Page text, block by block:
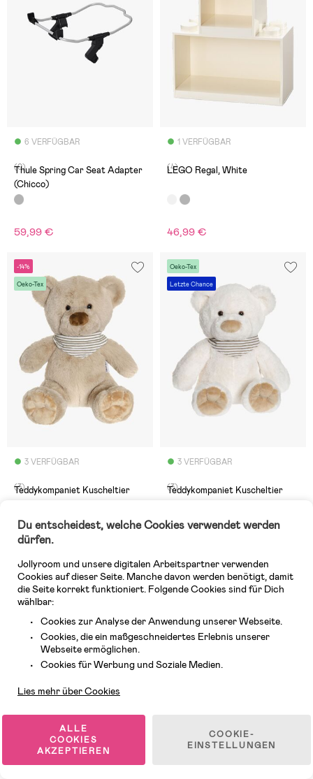
6 VERFÜGBAR
(0)
Thule Spring Car Seat Adapter
(Chicco)
59,99 €
1 VERFÜGBAR
(4)
LEGO Regal, White
46,99 €
-14%
Oeko-Tex
3 VERFÜGBAR
(3)
Teddykompaniet Kuscheltier
17,99 €
Oeko-Tex
Letzte Chance
3 VERFÜGBAR
(3)
Teddykompaniet Kuscheltier
-14%
Superpreis
Letzte Chance
Du entscheidest, welche Cookies verwendet werden
dürfen.
Jollyroom und unsere digitalen Arbeitspartner verwenden
Cookies auf dieser Seite. Manche davon werden benötigt, damit
die Seite korrekt funktioniert. Folgende Cookies sind für Dich
wählbar:
Cookies zur Analyse der Anwendung unserer Webseite.
Cookies, die ein maßgeschneidertes Erlebnis unserer
Webseite ermöglichen.
Cookies für Werbung und Soziale Medien.
Lies mehr über Cookies
ALLE
COOKIES
AKZEPTIEREN
COOKIE-
EINSTELLUNGEN